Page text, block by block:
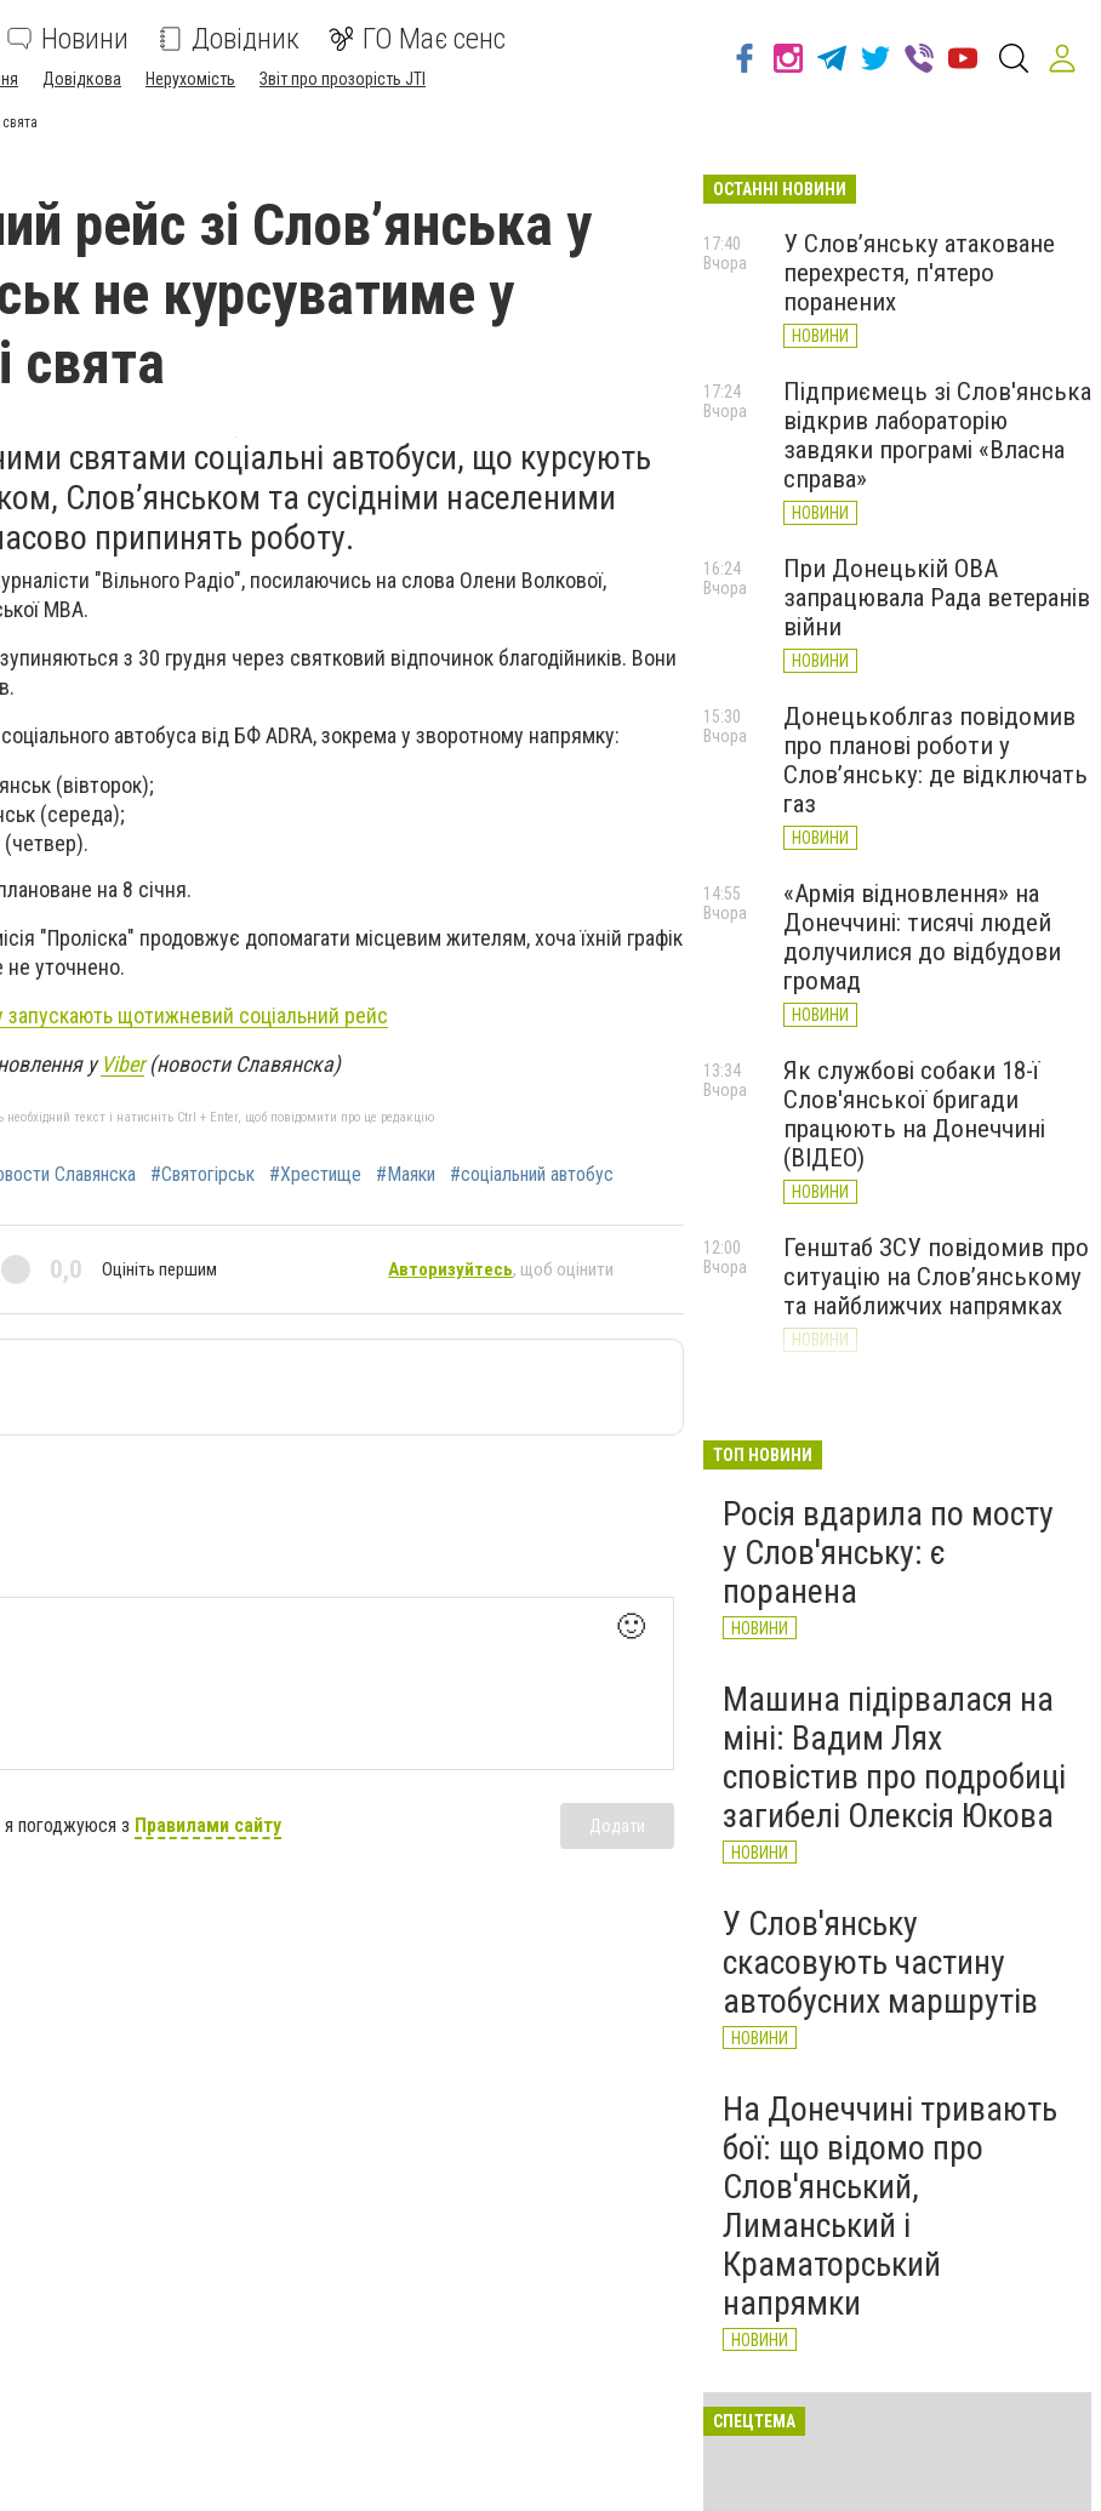
Новини Довідник ГО Має сенс
Довідкова Нерухомість Звіт про прозорість JTI
рейс зі Слов’янська у
не курсуватиме у
свята
святами соціальні автобуси, що курсують
Слов’янськом та сусідніми населеними
припинять роботу.
"Вільного Радіо", посилаючись на слова Олени Волкової,
МВА.
з 30 грудня через святковий відпочинок благодійників. Вони
автобуса від БФ ADRA, зокрема у зворотному напрямку:
(вівторок);
(середа);
(четвер).
на 8 січня.
"Проліска" продовжує допомагати місцевим жителям, хоча їхній графік
не уточнено.
запускають щотижневий соціальний рейс
уViber(новости Славянска)
текст і натисніть Ctrl + Enter, щоб повідомити про це редакцію
Славянска #Святогірськ #Хрестище #Маяки #соціальний автобус
0,0 Оцініть першим Авторизуйтесь, щоб оцінити
🙂
погоджуюся з Правилами сайту Додати
ОСТАННІ НОВИНИ
У Слов’янську атаковане
перехрестя, п'ятеро
поранених
НОВИНИ
17:40
Вчора
Підприємець зі Слов'янська
відкрив лабораторію
завдяки програмі «Власна
справа»
НОВИНИ
17:24
Вчора
При Донецькій ОВА
запрацювала Рада ветеранів
війни
НОВИНИ
16:24
Вчора
Донецькоблгаз повідомив
про планові роботи у
Слов’янську: де відключать
газ
НОВИНИ
15:30
Вчора
«Армія відновлення» на
Донеччині: тисячі людей
долучилися до відбудови
громад
НОВИНИ
14:55
Вчора
Як службові собаки 18-ї
Слов'янської бригади
працюють на Донеччині
(ВІДЕО)
НОВИНИ
13:34
Вчора
Генштаб ЗСУ повідомив про
ситуацію на Слов’янському
та найближчих напрямках
НОВИНИ
12:00
Вчора
великої війни: 7 серпня
ТОП НОВИНИ
Росія вдарила по мосту
у Слов'янську: є
поранена
НОВИНИ
Машина підірвалася на
міні: Вадим Лях
сповістив про подробиці
загибелі Олексія Юкова
НОВИНИ
У Слов'янську
скасовують частину
автобусних маршрутів
НОВИНИ
На Донеччині тривають
бої: що відомо про
Слов'янський,
Лиманський і
Краматорський
напрямки
НОВИНИ
СПЕЦТЕМА